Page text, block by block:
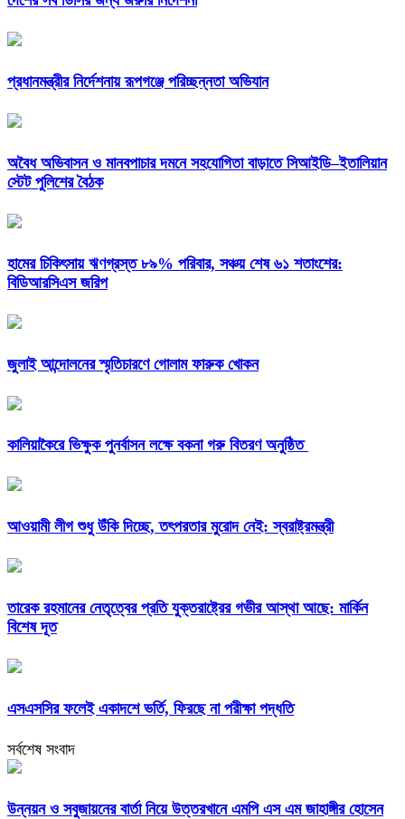
প্রধানমন্ত্রীর নির্দেশনায় রূপগঞ্জে পরিচ্ছন্নতা অভিযান
অবৈধ অভিবাসন ও মানবপাচার দমনে সহযোগিতা বাড়াতে সিআইডি–ইতালিয়ান
স্টেট পুলিশের বৈঠক
হামের চিকিৎসায় ঋণগ্রস্ত ৮৯% পরিবার, সঞ্চয় শেষ ৬১ শতাংশের:
বিডিআরসিএস জরিপ
জুলাই আন্দোলনের স্মৃতিচারণে গোলাম ফারুক খোকন
কালিয়াকৈরে ভিক্ষুক পুনর্বাসন লক্ষে বকনা গরু বিতরণ অনুষ্ঠিত
আওয়ামী লীগ শুধু উঁকি দিচ্ছে, তৎপরতার মুরোদ নেই: স্বরাষ্ট্রমন্ত্রী
তারেক রহমানের নেতৃত্বের প্রতি যুক্তরাষ্ট্রের গভীর আস্থা আছে: মার্কিন
বিশেষ দূত
এসএসসির ফলেই একাদশে ভর্তি, ফিরছে না পরীক্ষা পদ্ধতি
সর্বশেষ সংবাদ
উন্নয়ন ও সবুজায়নের বার্তা নিয়ে উত্তরখানে এমপি এস এম জাহাঙ্গীর হোসেন